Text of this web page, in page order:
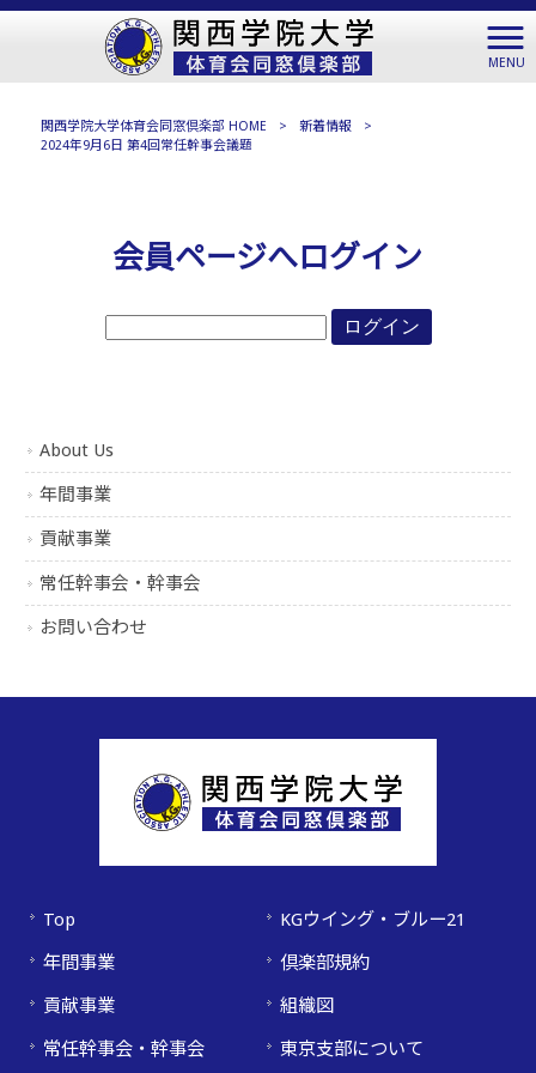
MENU
関西学院大学体育会同窓倶楽部 HOME > 新着情報
>
2024年9月6日 第4回常任幹事会議題
会員ページへログイン
About Us
年間事業
貢献事業
常任幹事会・幹事会
お問い合わせ
Top
年間事業
貢献事業
常任幹事会・幹事会
KGウイング・ブルー21
倶楽部規約
組織図
東京支部について